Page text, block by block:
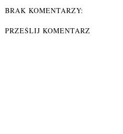
BRAK KOMENTARZY:
PRZEŚLIJ KOMENTARZ